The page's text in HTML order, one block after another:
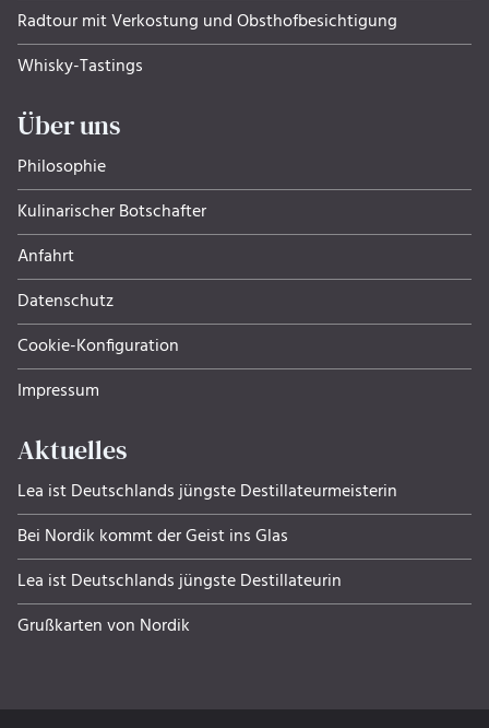
Radtour mit Verkostung und Obsthof­be­sich­ti­gung
Whisky-Tastings
Über uns
Philosophie
Kulinarischer Botschafter
Anfahrt
Datenschutz
Cookie-Konfiguration
Impressum
Aktuelles
Lea ist Deutschlands jüngste Destillateurmeisterin
Bei Nordik kommt der Geist ins Glas
Lea ist Deutschlands jüngste Destillateurin
Grußkarten von Nordik